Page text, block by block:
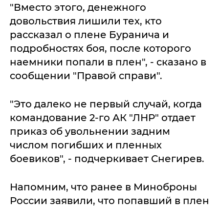
"Вместо этого, денежного
довольствия лишили тех, кто
рассказал о плене Буранича и
подробностях боя, после которого
наемники попали в плен", - сказано в
сообщении "Правой справи".
"Это далеко не первый случай, когда
командование 2-го АК "ЛНР" отдает
приказ об увольнении задним
числом погибших и пленных
боевиков", - подчеркивает Снегирев.
Напомним, что ранее в Миноброны
России заявили, что попавший в плен